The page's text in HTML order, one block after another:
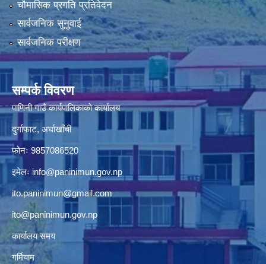
चौमासिक प्रगति प्रतिवेदन
सार्वजनिक सुनुवाई
सार्वजनिक परीक्षण
सम्पर्क विवरण
पाणिनी गाउँ कार्यपालिकाको कार्यालय
दुर्गाफाट, अर्घाखाँची
फोनः 9857086520
इमेलः info@paninimun.gov.np
ito.paninimun@gmail.com
ito@paninimun.gov.np
कार्यालय समय
गर्मियाम